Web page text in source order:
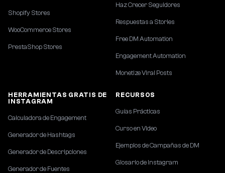
Shopify Stores
WooCommerce Stores
PrestaShop Stores
Haz Crecer Seguidores
Respuestas a Stories
Free DM Automation
Engagement Automation
Monetize Viral Posts
HERRAMIENTAS GRATIS DE
INSTAGRAM
Calculadora de Engagement
Generador de Hashtags
Generador de Descripciones
Generador de Fuentes
RECURSOS
Guías Prácticas
Curso en Video
Ejemplos de Campañas de DM
Glosario de Instagram